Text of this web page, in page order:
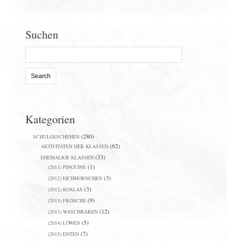
Suchen
Kategorien
SCHULGESCHEHEN(280)
AKTIVITÄTEN DER KLASSEN(62)
EHEMALIGE KLASSEN(33)
(2011) PINGUINE(1)
(2012) EICHHÖRNCHEN(3)
(2012) KOALAS (3)
(2013) FRÖSCHE(9)
(2013) WASCHBÄREN(12)
(2014) LÖWEN(5)
(2015) ENTEN(7)